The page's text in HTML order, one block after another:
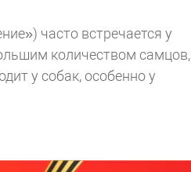
часто встречается у
количеством
у собак, особенно у